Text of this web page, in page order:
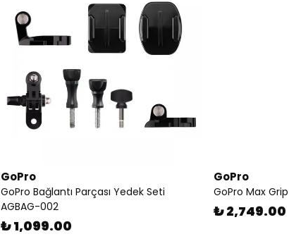
GoPro
GoPro Bağlantı Parçası Yedek Seti
AGBAG-002
₺ 1,099.00
GoPro
GoPro Max
₺ 2,749.00